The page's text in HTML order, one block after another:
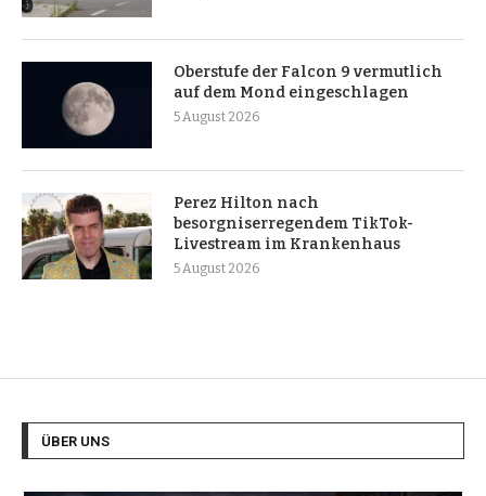
Oberstufe der Falcon 9 vermutlich
auf dem Mond eingeschlagen
5 August 2026
Perez Hilton nach
besorgniserregendem TikTok-
Livestream im Krankenhaus
5 August 2026
ÜBER UNS